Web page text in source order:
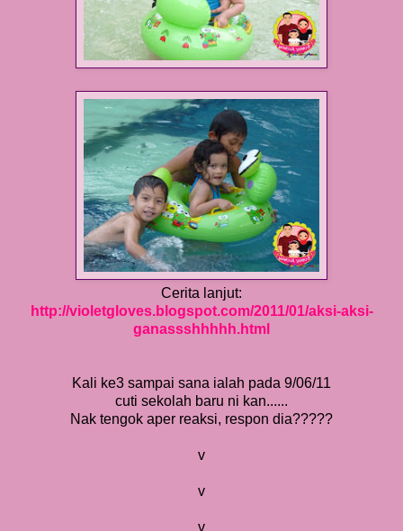
Cerita lanjut:
http://violetgloves.blogspot.com/2011/01/aksi-aksi-
ganassshhhhh.html
Kali ke3 sampai sana ialah pada 9/06/11
cuti sekolah baru ni kan......
Nak tengok aper reaksi, respon dia?????
v
v
v